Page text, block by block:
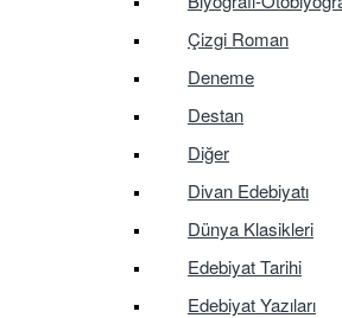
Çizgi Roman
Deneme
Destan
Diğer
Divan Edebiyatı
Dünya Klasikleri
Edebiyat Tarihi
Edebiyat Yazıları